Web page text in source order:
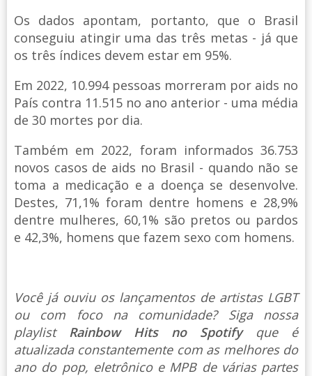
Os dados apontam, portanto, que o Brasil
conseguiu atingir uma das três metas - já que
os três índices devem estar em 95%.
Em 2022, 10.994 pessoas morreram por aids no
País contra 11.515 no ano anterior - uma média
de 30 mortes por dia.
Também em 2022, foram informados 36.753
novos casos de aids no Brasil - quando não se
toma a medicação e a doença se desenvolve.
Destes, 71,1% foram dentre homens e 28,9%
dentre mulheres, 60,1% são pretos ou pardos
e 42,3%, homens que fazem sexo com homens.
Você já ouviu os lançamentos de artistas LGBT
ou com foco na comunidade? Siga nossa
playlist Rainbow Hits no Spotify que é
atualizada constantemente com as melhores do
ano do pop, eletrônico e MPB de várias partes